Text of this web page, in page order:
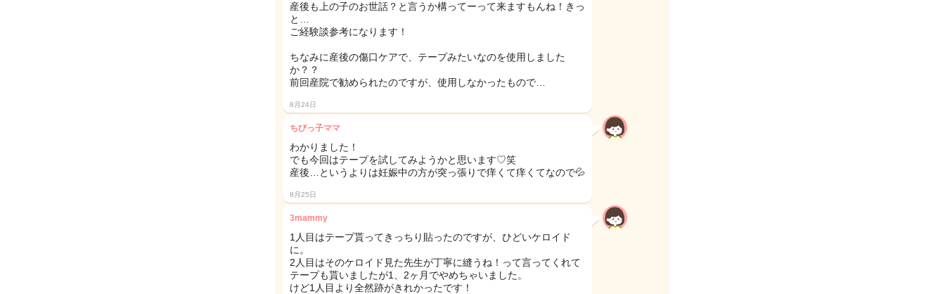
産後も上の子のお世話？と言うか構ってーって来ますもんね！きっ
と…
ご経験談参考になります！
ちなみに産後の傷口ケアで、テープみたいなのを使用しました
か？？
前回産院で勧められたのですが、使用しなかったもので…
8月24日
ちびっ子ママ
わかりました！
でも今回はテープを試してみようかと思います♡笑
産後…というよりは妊娠中の方が突っ張りで痒くて痒くてなので💦
8月25日
3mammy
1人目はテープ貰ってきっちり貼ったのですが、ひどいケロイド
に。
2人目はそのケロイド見た先生が丁寧に縫うね！って言ってくれて
テープも貰いましたが1、2ヶ月でやめちゃいました。
けど1人目より全然跡がきれかったです！